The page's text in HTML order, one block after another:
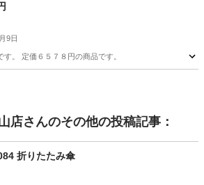
9日
。 定価６５７８円の商品です。
店さんのその他の投稿記事：
折りたたみ傘